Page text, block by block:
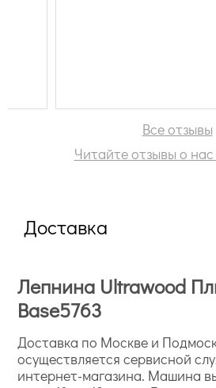
Все отзывы
Читайте отзывы о
Доставка
Лепнина Ultrawood
Base5763
Доставка по Москве и
осуществляется сервисной
интернет-магазина. Машина